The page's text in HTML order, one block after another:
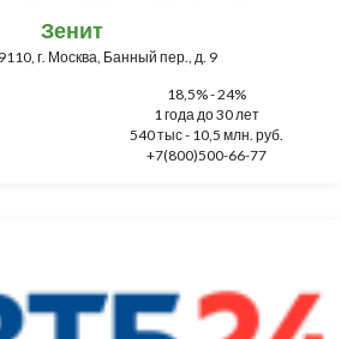
Зенит
г. Москва, Банный пер., д. 9
18,5% - 24%
1 года до 30 лет
540 тыс - 10,5 млн. руб.
+7(800)500-66-77